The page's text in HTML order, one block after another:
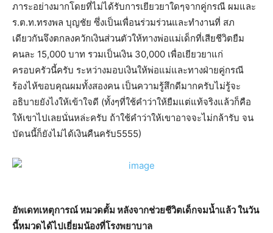
ภาระอย่างมากโดยที่ไม่ได้รับการเยียวยาใดๆจากคู่กรณี ผมและ
ร.ต.ท.ทรงพล บุญชัย ซึ่งเป็นเพื่อนร่วมร่วนและทำงานที่ สภ
เดียวกันจึงตกลงควักเงินส่วนตัวให้ทางพ่อแม่เด็กที่เสียชีวิตยืม
คนละ 15,000 บาท รวมเป็นเงิน 30,000 เพื่อเยียวยาแก่
ครอบครัวนี้ครับ ระหว่างมอบเงินให้พ่อแม่และทางฝ่ายคู่กรณี
ร้องไห้ขอบคุณผมทั้งสองคน เป็นความรู้สึกดีมากครับไม่รู้จะ
อธิบายยังไงให้เข้าใจดี (ทั้งๆที่ใช้คำว่าให้ยืมแต่แท้จริงแล้วก็คือ
ให้เขาไปเลยนั่นหล่ะครับ ถ้าใช้คำว่าให้เขาอาจจะไม่กล้ารับ จน
บัดนนี้ก็ยังไม่ได้เงินคืนครับ5555)
อัพเดทเหตุการณ์ หมวดตั้ม หลังจากช่วยชีวิตเด็กจมน้ำแล้ว ในวัน
นี้หมวดได้ไปเยี่ยมน้องที่โรงพยาบาล